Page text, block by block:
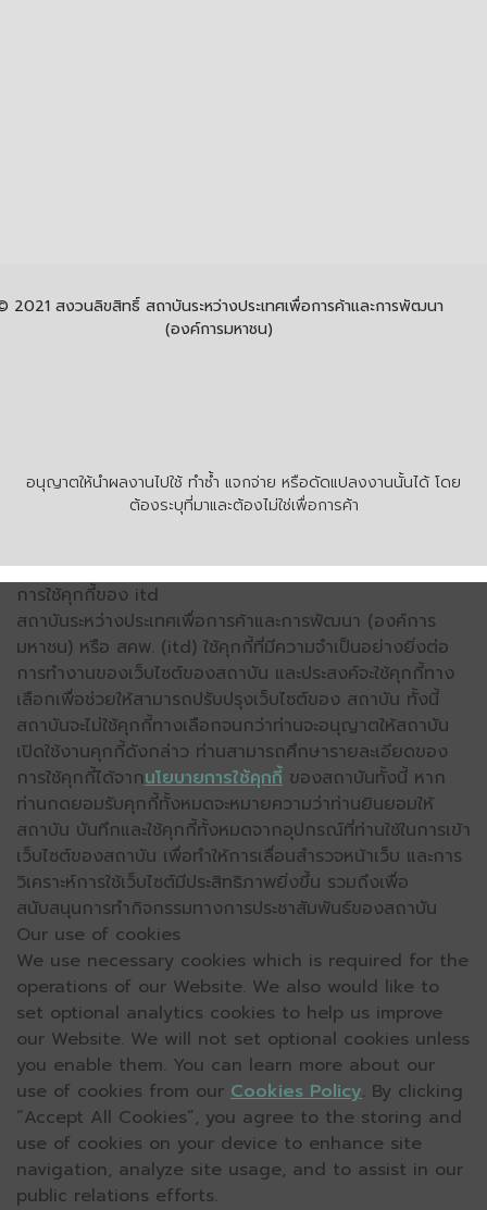
อนุญาตให้นำผลงานไปใช้ ทำซ้ำ แจกจ่าย หรือดัดแปลงงานนั้นได้ โดย
ต้องระบุที่มาและต้องไม่ใช่เพื่อการค้า
2021 สงวนลิขสิทธิ์ สถาบันระหว่างประเทศเพื่อการค้าและการพัฒนา
(องค์การมหาชน)
การใช้คุกกี้ของ itd
สถาบันระหว่างประเทศเพื่อการค้าและการพัฒนา (องค์การ
มหาชน) หรือ สคพ. (itd) ใช้คุกกี้ที่มีความจำเป็นอย่างยิ่งต่อ
การทำงานของเว็บไซต์ของสถาบัน และประสงค์จะใช้คุกกี้ทาง
เลือกเพื่อช่วยให้สามารถปรับปรุงเว็บไซต์ของ สถาบัน ทั้งนี้
สถาบันจะไม่ใช้คุกกี้ทางเลือกจนกว่าท่านจะอนุญาตให้สถาบัน
เปิดใช้งานคุกกี้ดังกล่าว ท่านสามารถศึกษารายละเอียดของ
การใช้คุกกี้ได้จากนโยบายการใช้คุกกี้ ของสถาบันทั้งนี้ หาก
ท่านกดยอมรับคุกกี้ทั้งหมดจะหมายความว่าท่านยินยอมให้
สถาบัน บันทึกและใช้คุกกี้ทั้งหมดจากอุปกรณ์ที่ท่านใช้ในการเข้า
เว็บไซต์ของสถาบัน เพื่อทำให้การเลื่อนสำรวจหน้าเว็บ และการ
วิเคราะห์การใช้เว็บไซต์มีประสิทธิภาพยิ่งขึ้น รวมถึงเพื่อ
สนับสนุนการทำกิจกรรมทางการประชาสัมพันธ์ของสถาบัน
Our use of cookies
We use necessary cookies which is required for the
operations of our Website. We also would like to
set optional analytics cookies to help us improve
our Website. We will not set optional cookies unless
you enable them. You can learn more about our
use of cookies from our Cookies Policy. By clicking
“Accept All Cookies”, you agree to the storing and
use of cookies on your device to enhance site
navigation, analyze site usage, and to assist in our
public relations efforts.